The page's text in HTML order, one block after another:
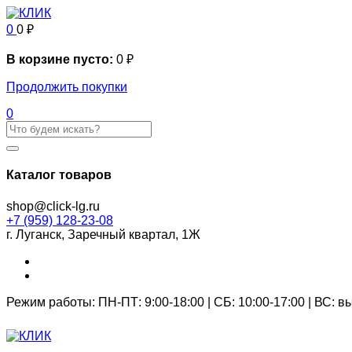
0 0 ₽
В корзине пусто: 0 ₽
Продолжить покупки
0
Каталог товаров
shop@click-lg.ru
+7 (959) 128-23-08
г. Луганск, Заречный квартал, 1Ж
Режим работы: ПН-ПТ: 9:00-18:00 | СБ: 10:00-17:00 | ВС: